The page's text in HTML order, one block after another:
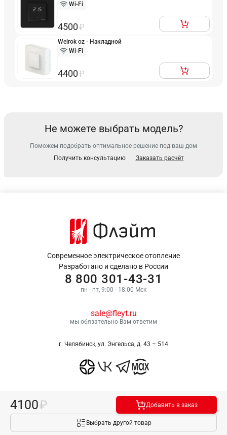
4100 Добавить в заказ
Выбрать другой товар
Wi-Fi
4500
Welrok oz - Накладной
Wi-Fi
4400
Не можете выбрать модель?
Поможем подобрать оптимальное решение под ваш дом
Получить консультацию
Заказать расчёт
Современное электрическое отопление
Разработано и сделано в России
8 800 301-43-31
пн - пт, 9:00 - 18:00 Мск
sale@fleyt.ru
мы обязательно Вам ответим
г. Челябинск, ул. Энгельса, д. 43 – 514
© Флэйт
Политика конфиденциальностиУсловия оплаты